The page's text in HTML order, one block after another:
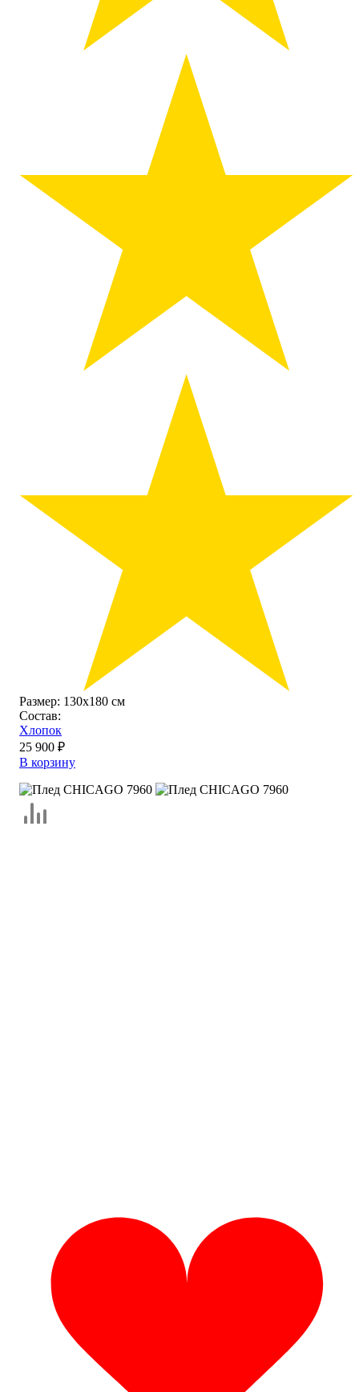
Размер: 130х180 см
Состав:
Хлопок
25 900 ₽
В корзину